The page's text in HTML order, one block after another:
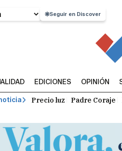
Seguir en Discover
EDICIONES OPINIÓN
Precio luz Padre Coraje